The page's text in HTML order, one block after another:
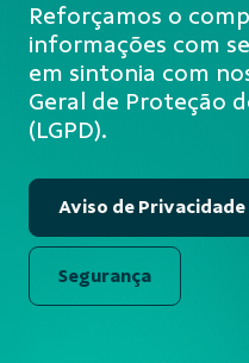
Reforçamos o
informações com
em sintonia com
Geral de Proteção
(LGPD).
Aviso de
Segurança